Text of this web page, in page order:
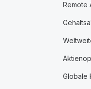
Remote
Globale